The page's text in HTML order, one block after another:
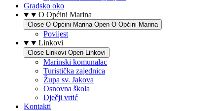
Gradsko oko
O Općini Marina
Close O Općini Marina Open O Općini Marina
Povijest
Linkovi
Close Linkovi Open Linkovi
Marinski komunalac
Turistička zajednica
Župa sv. Jakova
Osnovna škola
Dječji vrtić
Kontakti